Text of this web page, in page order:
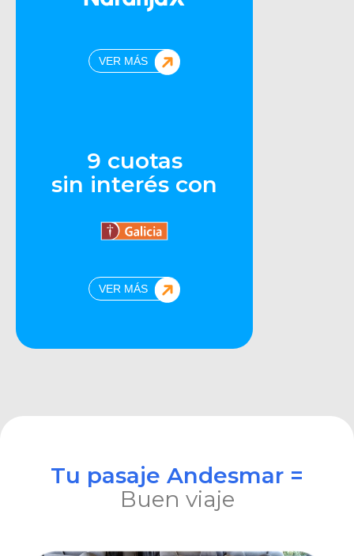
VER MÁS
9 cuotas
sin interés con
VER MÁS
Tu pasaje Andesmar =
Buen viaje